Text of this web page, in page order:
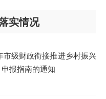
实情况
市级财政衔接推进乡村振兴
报指南的通知